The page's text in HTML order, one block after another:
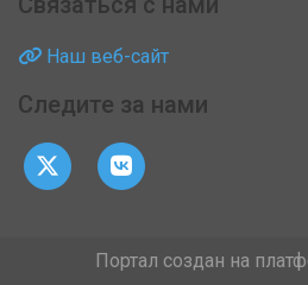
Наш веб-сайт
Следите за нами
Портал создан на